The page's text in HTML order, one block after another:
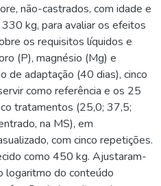
não-castrados, com idade e
kg, para avaliar os efeitos
os requisitos líquidos e
(P), magnésio (Mg) e
de adaptação (40 dias), cinco
como referência e os 25
tratamentos (25,0; 37,5;
na MS), em
com cinco repetições.
como 450 kg. Ajustaram-
logaritmo do conteúdo